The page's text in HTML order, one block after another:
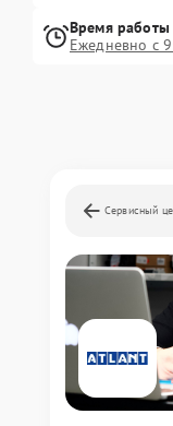
Время работы
Ежедневно с
Сервисный